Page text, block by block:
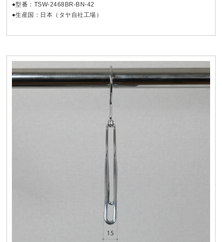
●型番：TSW-2468BR-BN-42
●生産国：日本（タヤ自社工場）